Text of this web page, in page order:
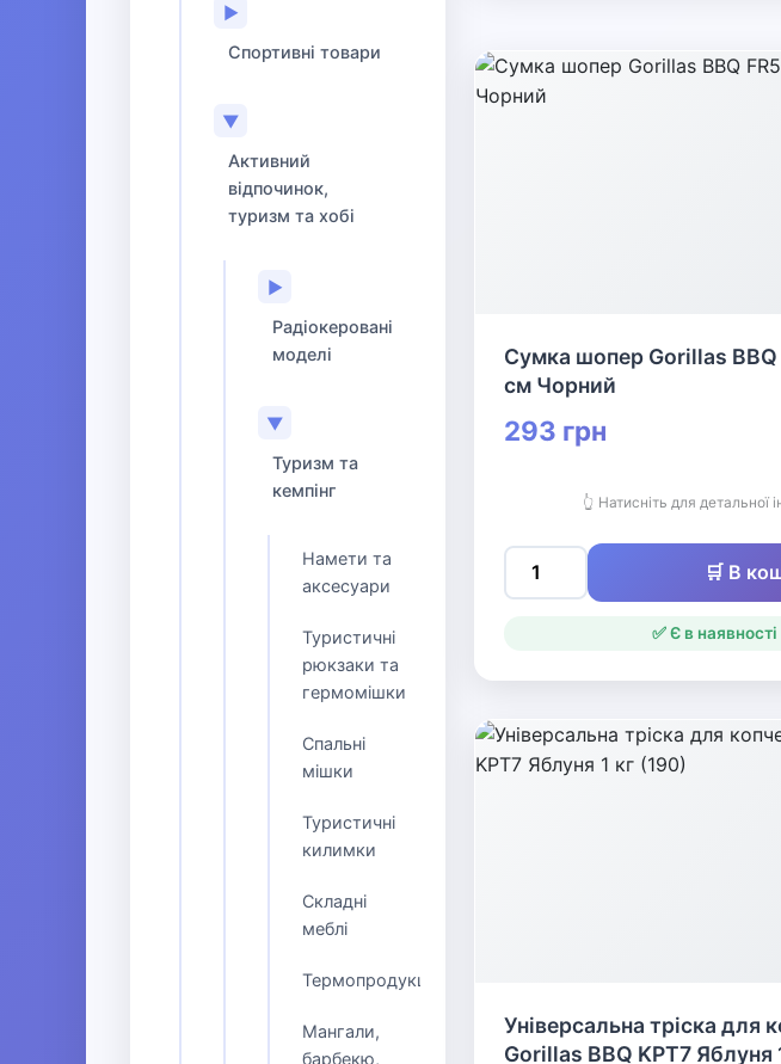
▶
Спортивні товари
▼
Активний
відпочинок,
туризм та хобі
▶
Радіокеровані
моделі
▼
Туризм та
кемпінг
Намети та
аксесуари
Туристичні
рюкзаки та
гермомішки
Спальні
мішки
Туристичні
килимки
Складні
меблі
Термопродукція
Мангали,
барбекю,
Сумка шопер Gorillas
см Чорний
293 грн
👆 Натисніть для детальної
🛒 В
✅ Є в наявності
Універсальна тріска для
Gorillas BBQ KPT7 Яблуня